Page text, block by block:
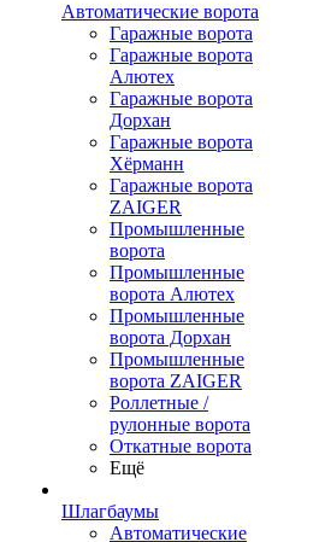
Автоматические ворота
Гаражные ворота
Гаражные ворота
Алютех
Гаражные ворота
Дорхан
Гаражные ворота
Хёрманн
Гаражные ворота
ZAIGER
Промышленные
ворота
Промышленные
ворота Алютех
Промышленные
ворота Дорхан
Промышленные
ворота ZAIGER
Роллетные /
рулонные ворота
Откатные ворота
Ещё
Шлагбаумы
Автоматические